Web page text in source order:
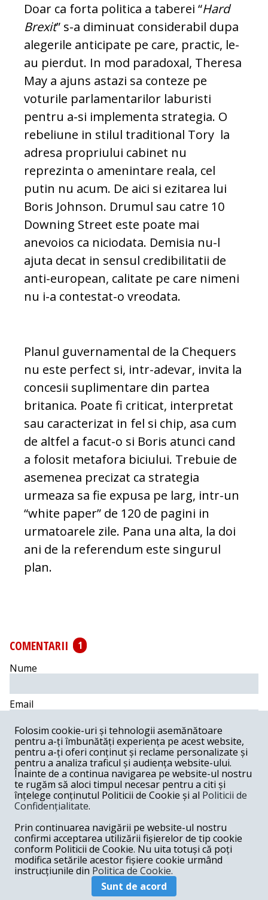
Doar ca forta politica a taberei “Hard
Brexit” s-a diminuat considerabil dupa
alegerile anticipate pe care, practic, le-
au pierdut. In mod paradoxal, Theresa
May a ajuns astazi sa conteze pe
voturile parlamentarilor laburisti
pentru a-si implementa strategia. O
rebeliune in stilul traditional Tory la
adresa propriului cabinet nu
reprezinta o amenintare reala, cel
putin nu acum. De aici si ezitarea lui
Boris Johnson. Drumul sau catre 10
Downing Street este poate mai
anevoios ca niciodata. Demisia nu-l
ajuta decat in sensul credibilitatii de
anti-european, calitate pe care nimeni
nu i-a contestat-o vreodata.
Planul guvernamental de la Chequers
nu este perfect si, intr-adevar, invita la
concesii suplimentare din partea
britanica. Poate fi criticat, interpretat
sau caracterizat in fel si chip, asa cum
de altfel a facut-o si Boris atunci cand
a folosit metafora biciului. Trebuie de
asemenea precizat ca strategia
urmeaza sa fie expusa pe larg, intr-un
“white paper” de 120 de pagini in
urmatoarele zile. Pana una alta, la doi
ani de la referendum este singurul
plan.
COMENTARII
1
Nume
Email
Comentariu
Postează comentariu
emil -07-12-2018
Pomana agresiva impusa de UE este de departe cea mai
paguboasa oferta pentru viitorul politic al domnului Boris
.
Folosim cookie-uri și tehnologii asemănătoare
pentru a-ți îmbunătăți experiența pe acest website,
pentru a-ți oferi conținut și reclame personalizate și
pentru a analiza traficul și audiența website-ului.
Înainte de a continua navigarea pe website-ul nostru
te rugăm să aloci timpul necesar pentru a citi și
înțelege conținutul Politicii de Cookie și al Politicii de
Confidențialitate.
Prin continuarea navigării pe website-ul nostru
confirmi acceptarea utilizării fișierelor de tip cookie
conform Politicii de Cookie. Nu uita totuși că poți
modifica setările acestor fișiere cookie urmând
instrucțiunile din Politica de Cookie.
Sunt de acord